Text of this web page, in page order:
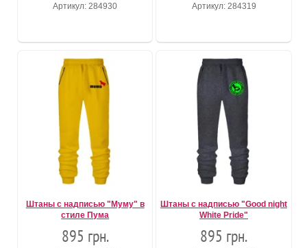
Артикул: 284930 Артикул: 284319
Штаны с надписью "Муму" в
стиле Пума
895 грн.
Штаны с надписью "Good night
White Pride"
895 грн.